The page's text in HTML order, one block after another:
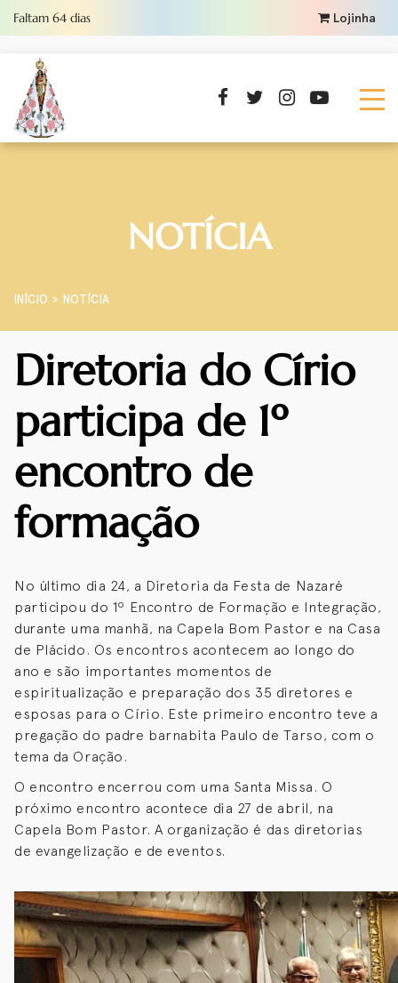
Faltam 64 dias Lojinha
NOTÍCIA
INÍCIO NOTÍCIA
Diretoria do Círio
participa de 1º
encontro de
formação
No último dia 24, a Diretoria da Festa de Nazaré
participou do 1º Encontro de Formação e Integração,
durante uma manhã, na Capela Bom Pastor e na Casa
de Plácido. Os encontros acontecem ao longo do
ano e são importantes momentos de
espiritualização e preparação dos 35 diretores e
esposas para o Círio. Este primeiro encontro teve a
pregação do padre barnabita Paulo de Tarso, com o
tema da Oração.
O encontro encerrou com uma Santa Missa. O
próximo encontro acontece dia 27 de abril, na
Capela Bom Pastor. A organização é das diretorias
de evangelização e de eventos.